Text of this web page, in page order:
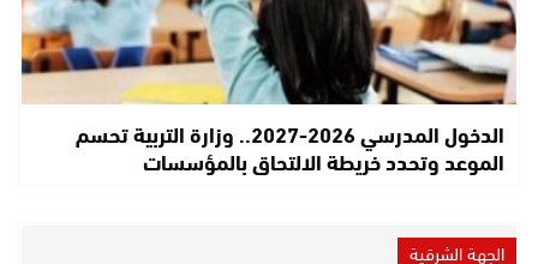
الدخول المدرسي 2026-2027.. وزارة التربية تحسم
الموعد وتحدد خريطة الالتحاق بالمؤسسات
الجهة الشرقية